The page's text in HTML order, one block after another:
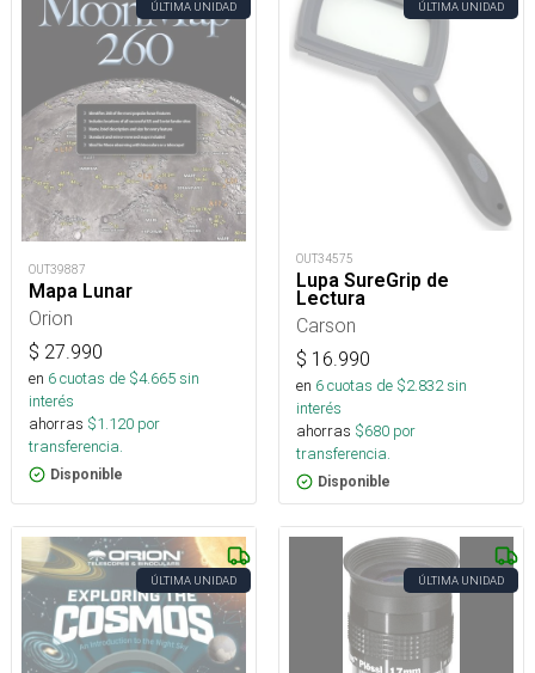
ÚLTIMA UNIDAD
OUT39887
Mapa Lunar
Orion
$ 27.990
en 6cuotas de $4.665sin
interés
ahorras $1.120 por
transferencia.
Disponible
ÚLTIMA UNIDAD
OUT34575
Lupa SureGrip de
Lectura
Carson
$ 16.990
en 6cuotas de $2.832sin
interés
ahorras $680 por
transferencia.
Disponible
ÚLTIMA UNIDAD ÚLTIMA UNIDAD